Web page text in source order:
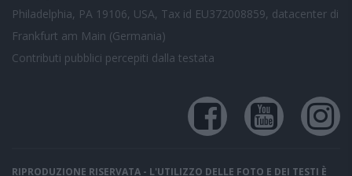
Philadelphia, PA 19106, USA, Tax id EU372008859, datacenter di
Frankfurt am Main (Germania)
Contributi pubblici percepiti dalla testata
RIPRODUZIONE RISERVATA - L'UTILIZZO DELLE FOTO E DEI TESTI È